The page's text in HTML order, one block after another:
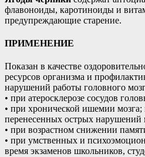
флавоноиды, каротиноиды и
предупреждающие старение.
ПРИМЕНЕНИЕ
Показан в качестве
ресурсов организма и
нарушений работы головного
• при атеросклерозе сосудов
• при хронической ишемии мозга;
перенесенных острых нарушений
• при возрастном снижении
• при умственных и
время экзаменов школьников,